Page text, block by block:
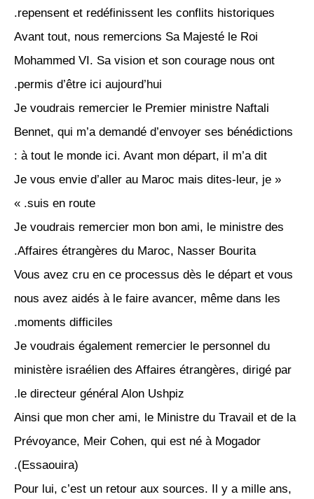
repensent et redéfinissent les conflits historiques.
Avant tout, nous remercions Sa Majesté le Roi
Mohammed VI. Sa vision et son courage nous ont
permis d’être ici aujourd’hui.
Je voudrais remercier le Premier ministre Naftali
Bennet, qui m’a demandé d’envoyer ses bénédictions
à tout le monde ici. Avant mon départ, il m’a dit :
« Je vous envie d’aller au Maroc mais dites-leur, je
suis en route. »
Je voudrais remercier mon bon ami, le ministre des
Affaires étrangères du Maroc, Nasser Bourita.
Vous avez cru en ce processus dès le départ et vous
nous avez aidés à le faire avancer, même dans les
moments difficiles.
Je voudrais également remercier le personnel du
ministère israélien des Affaires étrangères, dirigé par
le directeur général Alon Ushpiz.
Ainsi que mon cher ami, le Ministre du Travail et de la
Prévoyance, Meir Cohen, qui est né à Mogador
(Essaouira).
Pour lui, c’est un retour aux sources. Il y a mille ans,